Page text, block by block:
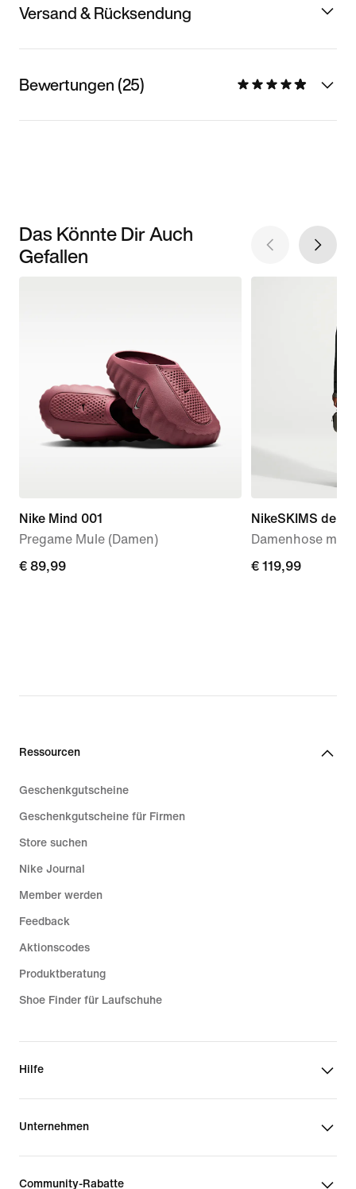
Versand & Rücksendung
Bewertungen (25)
Das Könnte Dir Auch
Gefallen
Nike Mind 001
Pregame Mule (Damen)
€ 89,99
€ 89,99
NikeSKIMS
Damenhose mit
€ 119,99
€ 119,99
Ressourcen
Geschenkgutscheine
Geschenkgutscheine für Firmen
Store suchen
Nike Journal
Member werden
Feedback
Aktionscodes
Produktberatung
Shoe Finder für Laufschuhe
Hilfe
Unternehmen
Community-Rabatte